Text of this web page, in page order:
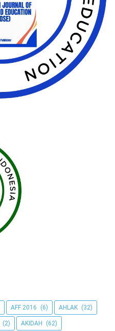
AFF 2016 (6) AHLAK (32)
(2) AKIDAH (62)